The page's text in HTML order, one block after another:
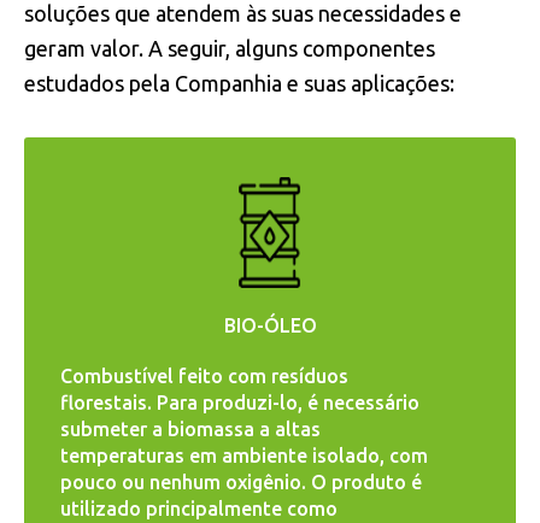
soluções que atendem às suas necessidades e
geram valor. A seguir, alguns componentes
estudados pela Companhia e suas aplicações:
BIO-ÓLEO
Combustível feito com resíduos
florestais. Para produzi-lo, é necessário
submeter a biomassa a altas
temperaturas em ambiente isolado, com
pouco ou nenhum oxigênio. O produto é
utilizado principalmente como